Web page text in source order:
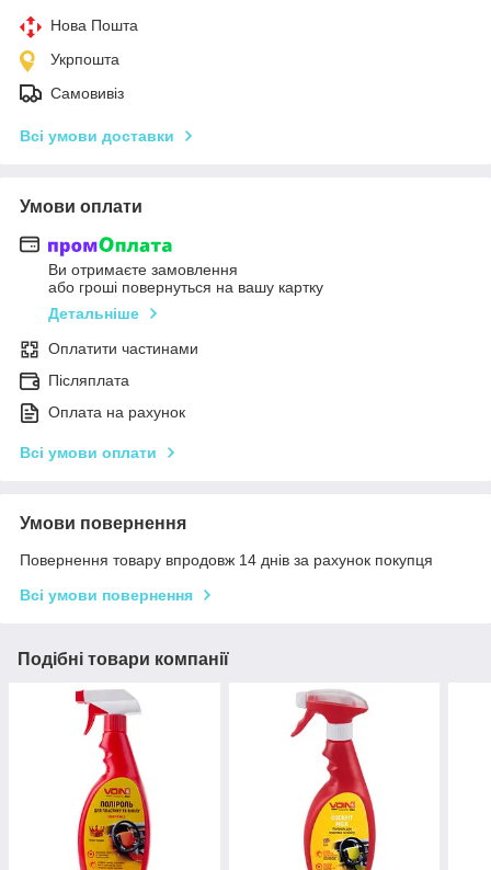
Нова Пошта
Укрпошта
Самовивіз
Всі умови доставки
Умови оплати
Ви отримаєте замовлення
або гроші повернуться на вашу картку
Детальніше
Оплатити частинами
Післяплата
Оплата на рахунок
Всі умови оплати
Умови повернення
Повернення товару впродовж 14 днів за рахунок покупця
Всі умови повернення
Подібні товари компанії